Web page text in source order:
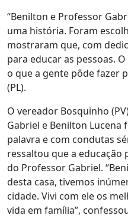
“Benilton e Professor
uma história. Foram
mostraram que, com
para educar as pessoas.
o que a gente pôde fazer
(PL).
O vereador Bosquinho
Gabriel e Benilton
palavra e com condutas
ressaltou que a
do Professor Gabriel.
desta casa, tivemos
cidade. Vivi com ele os
vida em família”,